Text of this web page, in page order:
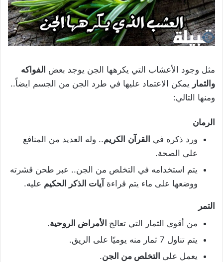
مثل وجود الأعشاب التي يكرهها الجن يوجد بعض الفواكه
والثمار يمكن الاعتماد عليها في طرد الجن من الجسم ايضاً..
ومنها التالي:
الرمان
ورد ذكره في القرآن الكريم.. وله العديد من المنافع
على الصحة.
يتم استخدامه في التخلص من الجن.. عبر طحن قشرته
ووضعها على ماء يتم قراءة آيات الذكر الحكيم عليه.
التمر
من أقوى الثمار التي تعالج الأمراض الروحية.
يتم تناول 7 ثمار منه يوميًا على الريق.
يعمل على التخلص من الجن.